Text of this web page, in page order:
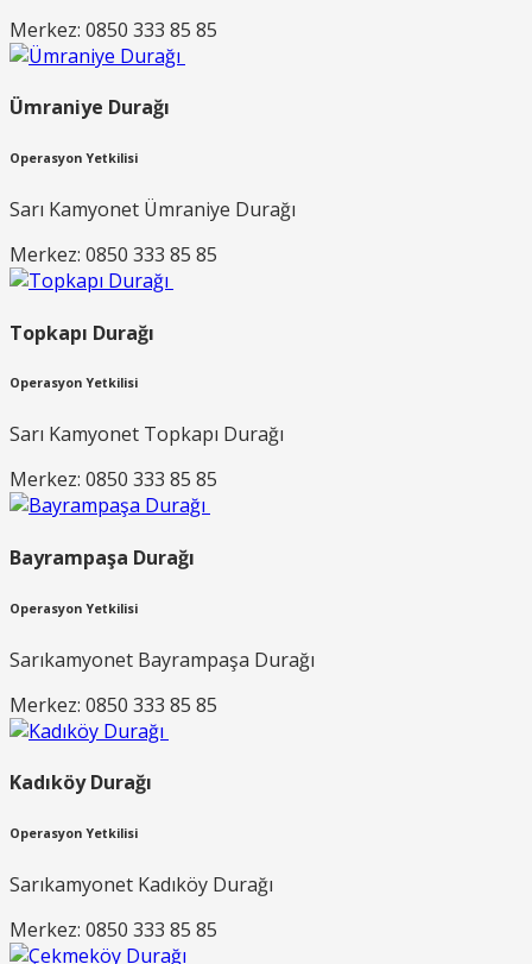
Merkez: 0850 333 85 85
Ümraniye Durağı
Operasyon Yetkilisi
Sarı Kamyonet Ümraniye Durağı
Merkez: 0850 333 85 85
Topkapı Durağı
Operasyon Yetkilisi
Sarı Kamyonet Topkapı Durağı
Merkez: 0850 333 85 85
Bayrampaşa Durağı
Operasyon Yetkilisi
Sarıkamyonet Bayrampaşa Durağı
Merkez: 0850 333 85 85
Kadıköy Durağı
Operasyon Yetkilisi
Sarıkamyonet Kadıköy Durağı
Merkez: 0850 333 85 85